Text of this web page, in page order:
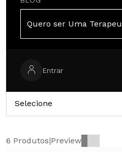
Quero ser Uma
Entrar
Selecione
6 Produtos|Preview